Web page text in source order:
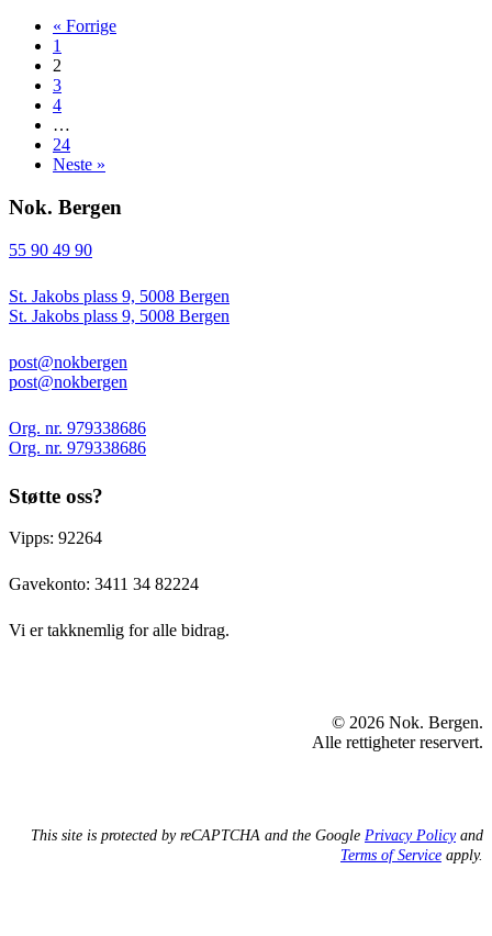
« Forrige
1
2
3
4
…
24
Neste »
Nok. Bergen
55 90 49 90
St. Jakobs plass 9, 5008 Bergen
St. Jakobs plass 9, 5008 Bergen
post@nokbergen
post@nokbergen
Org. nr. 979338686
Org. nr. 979338686
Støtte oss?
Vipps: 92264
Gavekonto: 3411 34 82224
Vi er takknemlig for alle bidrag.
© 2026 Nok. Bergen.
Alle rettigheter reservert.
This site is protected by reCAPTCHA and the Google Privacy Policyand
Terms of Service apply.